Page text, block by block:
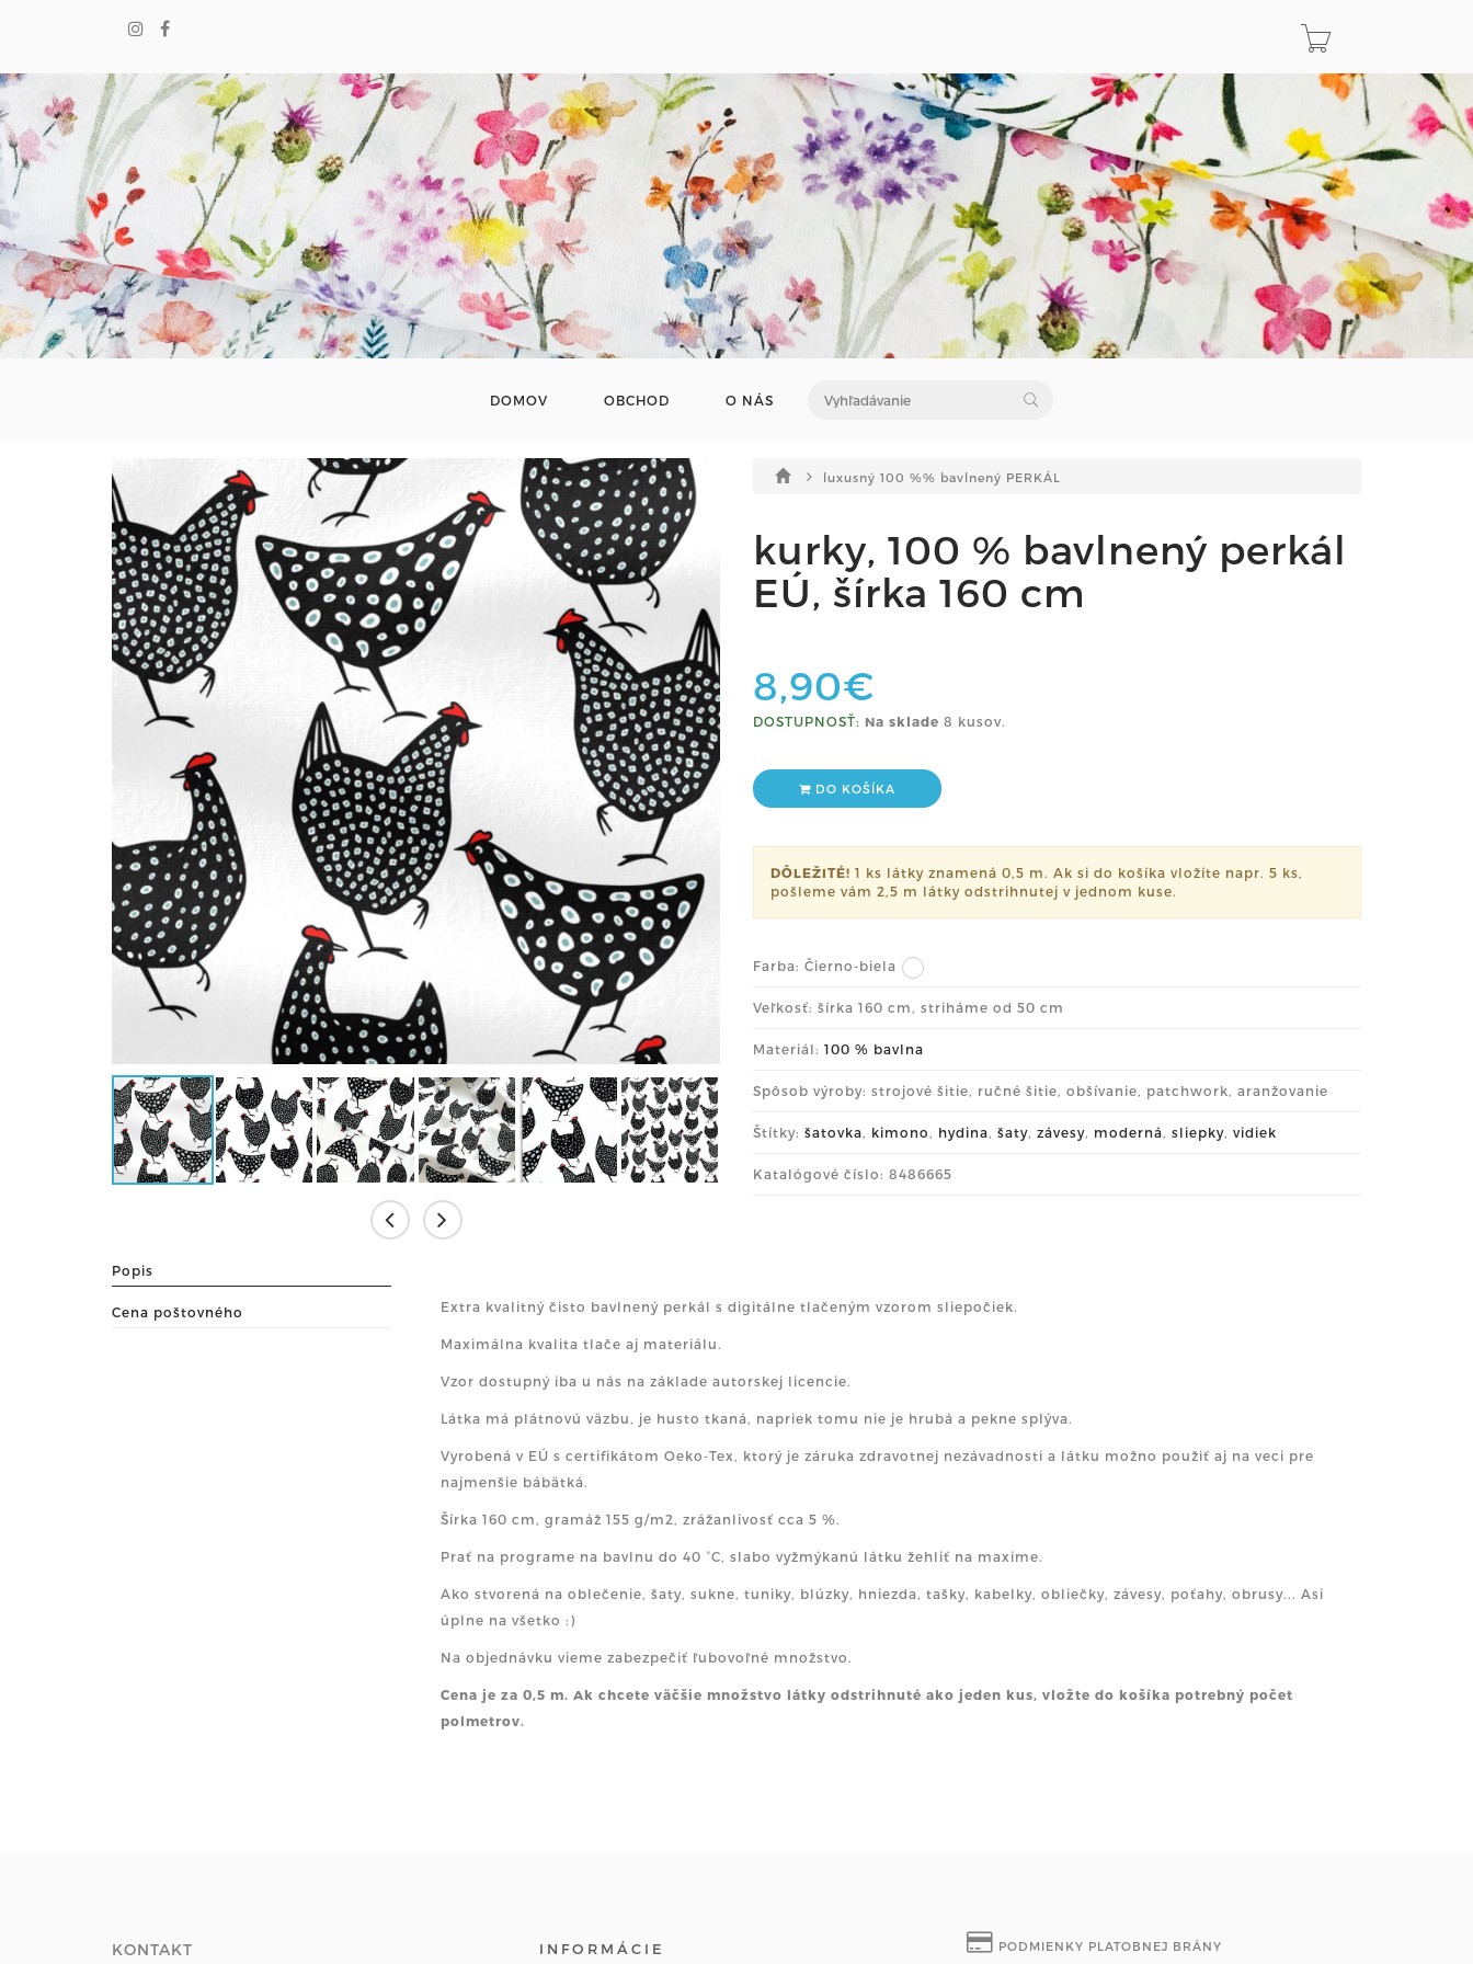
DOMOV OBCHOD O NÁS
luxusný 100 %% bavlnený PERKÁL
kurky, 100 % bavlnený perkál
EÚ, šírka 160 cm
8,90€
DOSTUPNOSŤ: Na sklade 8 kusov.
DO KOŠÍKA
DÔLEŽITÉ! 1 ks látky znamená 0,5 m. Ak si do košíka vložíte napr. 5 ks,
pošleme vám 2,5 m látky odstrihnutej v jednom kuse.
Farba: Čierno-biela
Veľkosť: šírka 160 cm, striháme od 50 cm
Materiál: 100 % bavlna
Spôsob výroby: strojové šitie, ručné šitie, obšívanie, patchwork, aranžovanie
Štítky: šatovka, kimono , hydina, šaty, závesy, moderná, sliepky, vidiek
Katalógové číslo: 8486665
Popis
Cena poštovného Extra kvalitný čisto bavlnený perkál s digitálne tlačeným vzorom sliepočiek.
Maximálna kvalita tlače aj materiálu.
Vzor dostupný iba u nás na základe autorskej licencie.
Látka má plátnovú väzbu, je husto tkaná, napriek tomu nie je hrubá a pekne splýva.
Vyrobená v EÚ s certifikátom Oeko-Tex, ktorý je záruka zdravotnej nezávadnosti a látku možno použiť aj na veci pre
najmenšie bábätká.
Šírka 160 cm, gramáž 155 g/m2, zrážanlivosť cca 5 %.
Prať na programe na bavlnu do 40 °C, slabo vyžmýkanú látku žehliť na maxime.
Ako stvorená na oblečenie, šaty, sukne, tuniky, blúzky, hniezda, tašky, kabelky, obliečky, závesy, poťahy, obrusy... Asi
úplne na všetko :)
Na objednávku vieme zabezpečiť ľubovoľné množstvo.
Cena je za 0,5 m. Ak chcete väčšie množstvo látky odstrihnuté ako jeden kus, vložte do košíka potrebný počet
polmetrov.
KONTAKT INFORMÁCIE PODMIENKY PLATOBNEJ BRÁNY